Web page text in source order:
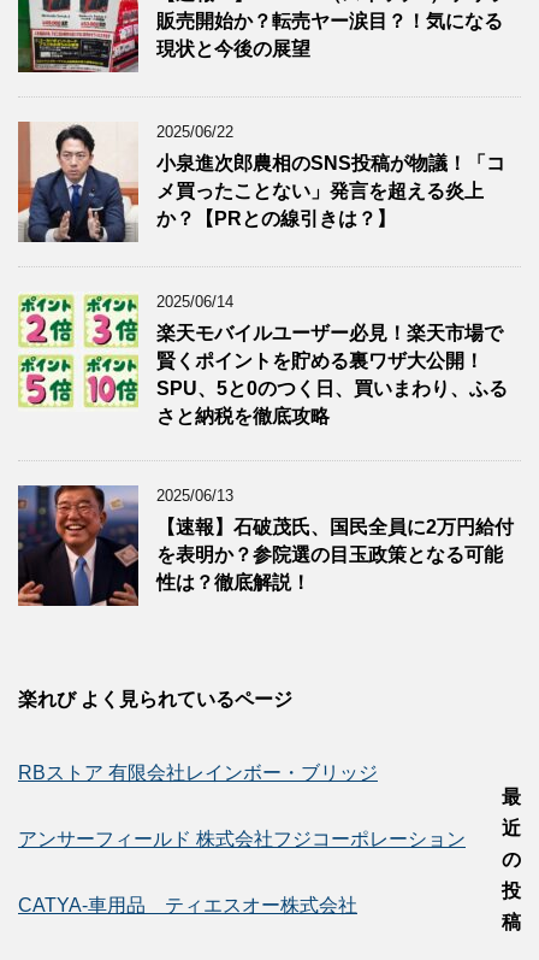
販売開始か？転売ヤー涙目？！気になる
現状と今後の展望
2025/06/22
小泉進次郎農相のSNS投稿が物議！「コ
メ買ったことない」発言を超える炎上
か？【PRとの線引きは？】
2025/06/14
楽天モバイルユーザー必見！楽天市場で
賢くポイントを貯める裏ワザ大公開！
SPU、5と0のつく日、買いまわり、ふる
さと納税を徹底攻略
2025/06/13
【速報】石破茂氏、国民全員に2万円給付
を表明か？参院選の目玉政策となる可能
性は？徹底解説！
楽れび よく見られているページ
RBストア 有限会社レインボー・ブリッジ
アンサーフィールド 株式会社フジコーポレーション
CATYA-車用品 ティエスオー株式会社
最
近
の
投
稿